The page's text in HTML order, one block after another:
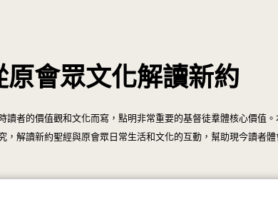
會眾文化解讀新約
讀者的價值觀和文化而寫，點明非常重要的基督徒羣體核心價值。
，解讀新約聖經與原會眾日常生活和文化的互動，幫助現今讀者